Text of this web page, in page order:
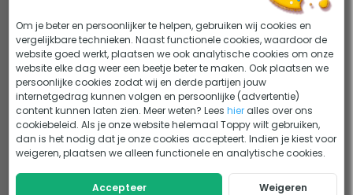
Drijvend vijverfilter voor een complete filtering
Het drijvend vijverfilter bevat alles wat je nodig hebt om
het vijverwater helder te krijgen. Het bevat een
meervoudige filtratie met filterkool en filterschuim waarbij
zowel vuildeeltjes als schadelijke stoffen zoals ammoniak
en nitriet worden aangepakt. Het water wordt door het
vijver filter gepompt door een ingebouwde vijverpomp.
fontein, stroomt het water eerst door een UV-C unit. Deze
Om je beter en persoonlijker te helpen, gebruiken wij cookies en
vergelijkbare technieken. Naast functionele cookies, waardoor de
website goed werkt, plaatsen we ook analytische cookies om onze
website elke dag weer een beetje beter te maken. Ook plaatsen we
persoonlijke cookies zodat wij en derde partijen jouw
internetgedrag kunnen volgen en persoonlijke (advertentie)
content kunnen laten zien. Meer weten? Leeshier alles over ons
cookiebeleid. Als je onze website helemaal Toppy wilt gebruiken,
dan is het nodig dat je onze cookies accepteert. Indien je kiest voor
weigeren, plaatsen we alleen functionele en analytische cookies.
Accepteer Weigeren